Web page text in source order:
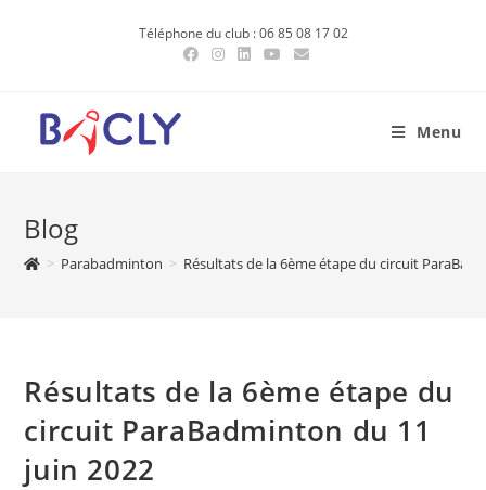
Téléphone du club : 06 85 08 17 02
Menu
Blog
> Parabadminton > Résultats de la 6ème étape du circuit
Résultats de la 6ème étape du
circuit ParaBadminton du 11
juin 2022